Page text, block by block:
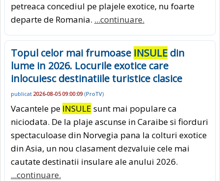
petreaca concediul pe plajele exotice, nu foarte
departe de Romania. ...continuare.
Topul celor mai frumoase INSULE din
lume in 2026. Locurile exotice care
inlocuiesc destinatiile turistice clasice
publicat 2026-08-05 09:00:09 (ProTV)
Vacantele pe INSULE sunt mai populare ca
niciodata. De la plaje ascunse in Caraibe si fiorduri
spectaculoase din Norvegia pana la colturi exotice
din Asia, un nou clasament dezvaluie cele mai
cautate destinatii insulare ale anului 2026.
...continuare.